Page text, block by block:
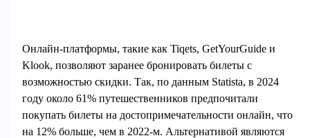
Онлайн-платформы, такие как Tiqets, GetYourGuide и
Klook, позволяют заранее бронировать билеты с
возможностью скидки. Так, по данным Statista, в 2024
году около 61% путешественников предпочитали
покупать билеты на достопримечательности онлайн, что
на 12% больше, чем в 2022-м. Альтернативой являются